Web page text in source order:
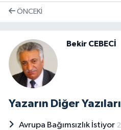
ÖNCEKI
Bekir CEBECİ
Yazarın Diğer Yazıları
Avrupa Bağımsızlık İstiyor